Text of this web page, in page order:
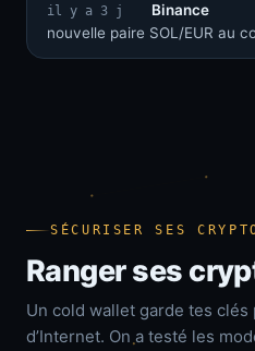
il y a 3 j
Binance
nouvelle paire SOL/EUR au
SÉCURISER SES
Ranger ses
Un cold wallet garde tes
d’Internet. On a testé les